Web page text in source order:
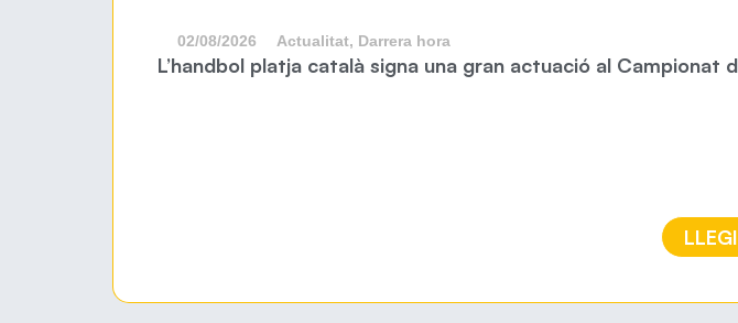
02/08/2026 Actualitat, Darrera hora
L’handbol platja català signa una gran actuació al Campionat